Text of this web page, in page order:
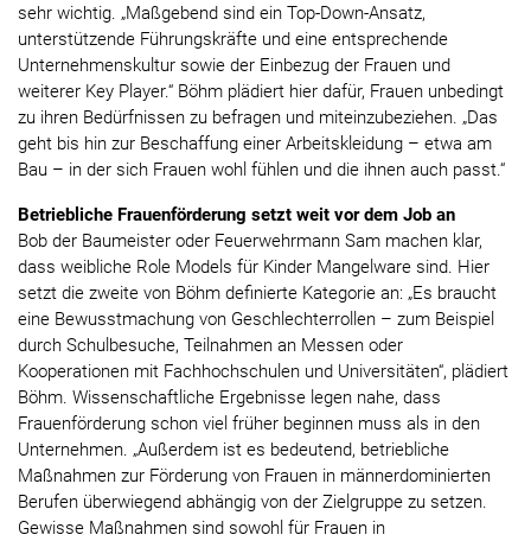
sehr wichtig. „Maßgebend sind ein Top-Down-Ansatz,
unterstützende Führungskräfte und eine entsprechende
Unternehmenskultur sowie der Einbezug der Frauen und
weiterer Key Player.“ Böhm plädiert hier dafür, Frauen unbedingt
zu ihren Bedürfnissen zu befragen und miteinzubeziehen. „Das
geht bis hin zur Beschaffung einer Arbeitskleidung – etwa am
Bau – in der sich Frauen wohl fühlen und die ihnen auch passt.“
Betriebliche Frauenförderung setzt weit vor dem Job an
Bob der Baumeister oder Feuerwehrmann Sam machen klar,
dass weibliche Role Models für Kinder Mangelware sind. Hier
setzt die zweite von Böhm definierte Kategorie an: „Es braucht
eine Bewusstmachung von Geschlechterrollen – zum Beispiel
durch Schulbesuche, Teilnahmen an Messen oder
Kooperationen mit Fachhochschulen und Universitäten“, plädiert
Böhm. Wissenschaftliche Ergebnisse legen nahe, dass
Frauenförderung schon viel früher beginnen muss als in den
Unternehmen. „Außerdem ist es bedeutend, betriebliche
Maßnahmen zur Förderung von Frauen in männerdominierten
Berufen überwiegend abhängig von der Zielgruppe zu setzen.
Gewisse Maßnahmen sind sowohl für Frauen in